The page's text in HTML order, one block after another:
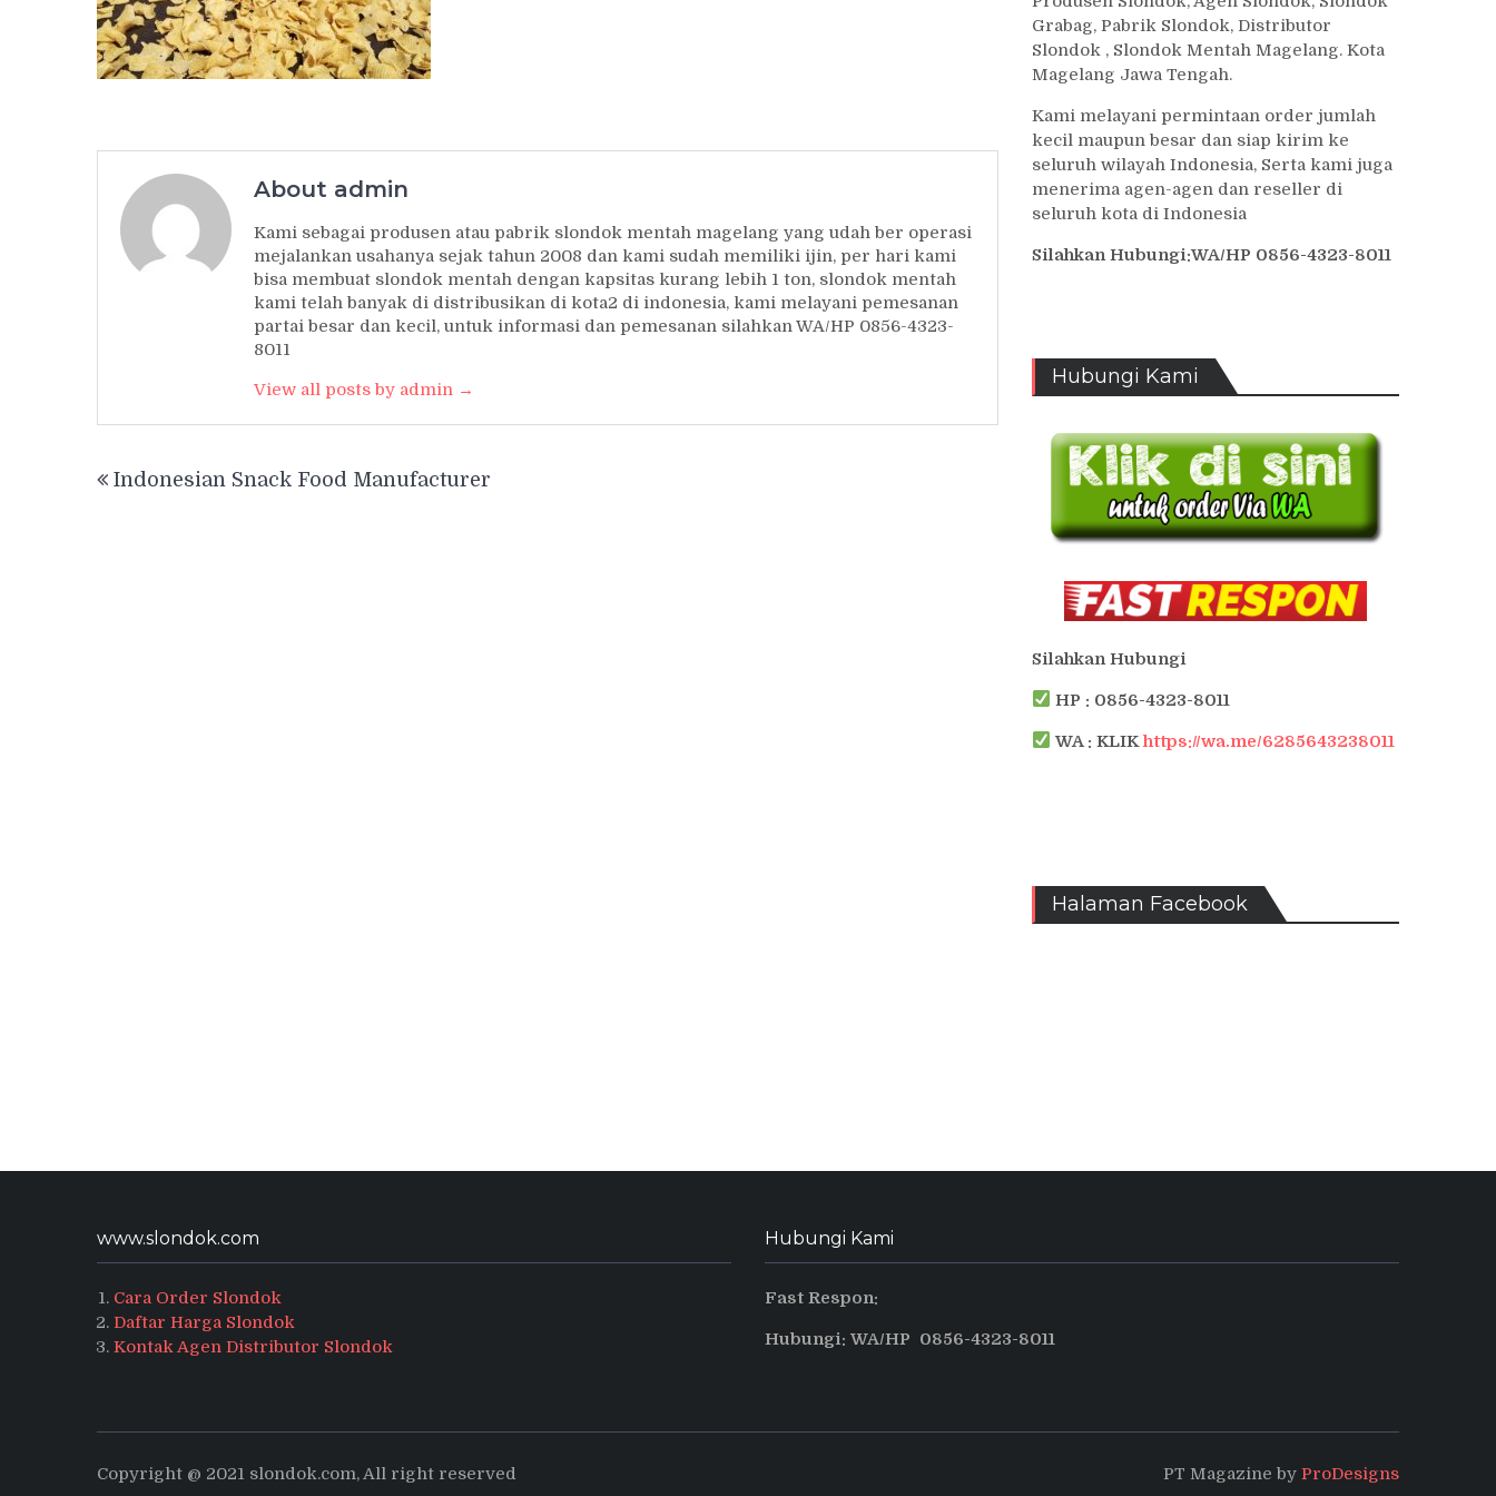
About admin
Kami sebagai produsen atau pabrik slondok mentah magelang yang udah ber operasi
mejalankan usahanya sejak tahun 2008 dan kami sudah memiliki ijin, per hari kami
bisa membuat slondok mentah dengan kapsitas kurang lebih 1 ton, slondok mentah
kami telah banyak di distribusikan di kota2 di indonesia, kami melayani pemesanan
partai besar dan kecil, untuk informasi dan pemesanan silahkan WA/HP 0856-4323-
8011
View all posts by admin →
navigation
Indonesian Snack Food Manufacturer
Grabag, Pabrik Slondok, Distributor
Slondok , Slondok Mentah Magelang. Kota
Magelang Jawa Tengah.
Kami melayani permintaan order jumlah
kecil maupun besar dan siap kirim ke
seluruh wilayah Indonesia, Serta kami juga
menerima agen-agen dan reseller di
seluruh kota di Indonesia
Silahkan Hubungi:WA/HP 0856-4323-8011
Hubungi Kami
Silahkan Hubungi
HP : 0856-4323-8011
WA : KLIKhttps://wa.me/6285643238011
Halaman Facebook
www.slondok.com
Cara Order Slondok
Daftar Harga Slondok
Kontak Agen Distributor Slondok
Hubungi Kami
Fast Respon:
Hubungi: WA/HP 0856-4323-8011
Copyright @ 2021 slondok.com, All right reserved PT Magazine by ProDesigns